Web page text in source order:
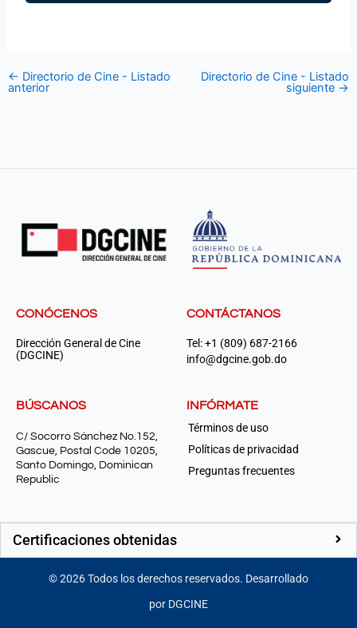
← Directorio de Cine - Listado
anterior
Directorio de Cine - Listado
siguiente →
CONÓCENOS
Dirección General de Cine
(DGCINE)
CONTÁCTANOS
Tel: +1 (809) 687-2166
info@dgcine.gob.do
BÚSCANOS
C/ Socorro Sánchez No.152,
Gascue, Postal Code 10205,
Santo Domingo, Dominican
Republic
INFÓRMATE
Términos de uso
Políticas de privacidad
Preguntas frecuentes
Certificaciones obtenidas
©2026Todos los derechos reservados. Desarrollado
por DGCINE